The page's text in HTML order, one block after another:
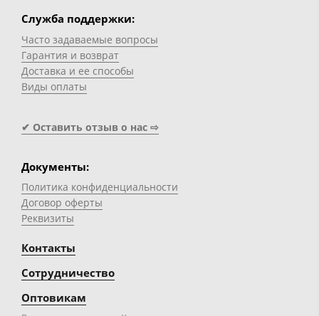
Служба поддержки:
Часто задаваемые вопросы
Гарантия и возврат
Доставка и ее способы
Виды оплаты
✔ Оставить отзыв о нас ⇨
Документы:
Политика конфиденциальности
Договор оферты
Реквизиты
Контакты
Сотрудничество
Оптовикам